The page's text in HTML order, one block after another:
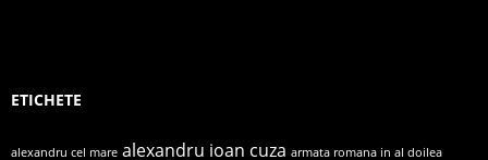
ETICHETE
alexandru cel mare alexandru ioan cuza armata romana in al doilea